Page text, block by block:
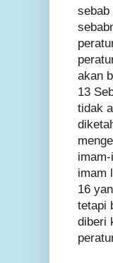
sebab
akan
13
tidak
imam
16
tetapi
diberi